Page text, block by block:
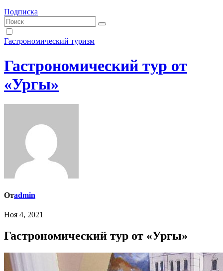
Подписка
Гастрономический туризм
Гастрономический тур от
«Ургы»
Отadmin
Ноя 4, 2021
Гастрономический тур от «Ургы»